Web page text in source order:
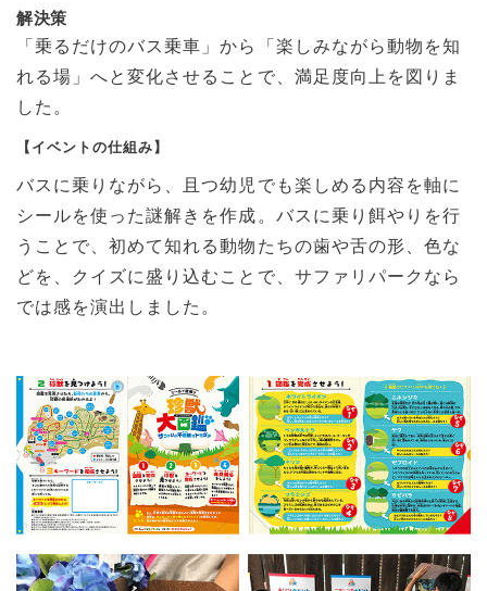
解決策
「乗るだけのバス乗車」から「楽しみながら動物を知
れる場」へと変化させることで、満足度向上を図りま
した。
【イベントの仕組み】
バスに乗りながら、且つ幼児でも楽しめる内容を軸に
シールを使った謎解きを作成。バスに乗り餌やりを行
うことで、初めて知れる動物たちの歯や舌の形、色な
どを、クイズに盛り込むことで、サファリパークなら
では感を演出しました。